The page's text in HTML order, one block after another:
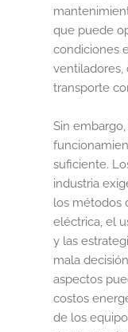
Suscríbete a la
Suscripción
Test Formulario
que puede
condiciones
ventiladores,
transporte
Sin
suficiente.
industria
los métodos
eléctrica, el
y las
mala
aspectos
costos
de los